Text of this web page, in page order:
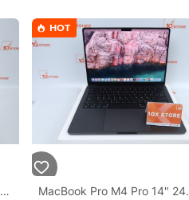
MacBook Pro M4 Pro 14" 24.512GB Batt96 08.2026
HOT